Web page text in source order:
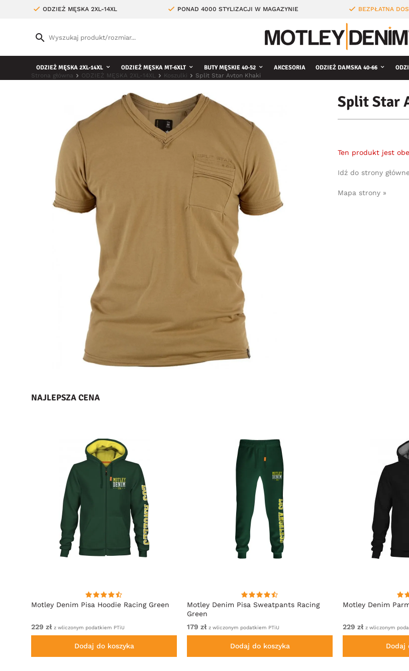
ODZIEŻ MĘSKA 2XL-14XL PONAD 4000 STYLIZACJI W MAGAZYNIE BEZPŁATNA
ODZIEŻ MĘSKA 2XL-14XL ODZIEŻ MĘSKA MT-6XLT BUTY MĘSKIE 40-52 AKCESORIA ODZIEŻ DAMSKA 40-66
Strona główna ODZIEŻ MĘSKA 2XL-14XL Koszulki Split Star Avton Khaki
Split Star
Ten produkt jest
Idź do strony
Mapa strony »
NAJLEPSZA CENA
Motley Denim Pisa Hoodie Racing Green
229 zł z wliczonym podatkiem PTiU
Dodaj do koszyka
Motley Denim Pisa Sweatpants Racing
Green
179 zł z wliczonym podatkiem PTiU
Dodaj do koszyka
Motley Denim
229 zł z wliczonym
Dodaj